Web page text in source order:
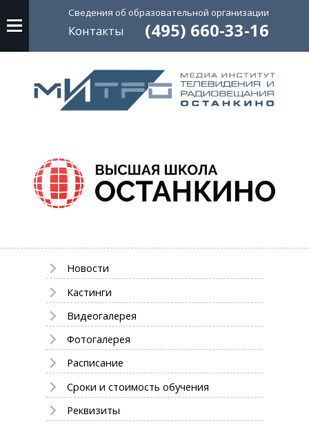
Сведения об образовательной организации
Контакты (495) 660-33-16
Новости
Кастинги
Видеогалерея
Фотогалерея
Расписание
Сроки и стоимость обучения
Реквизиты